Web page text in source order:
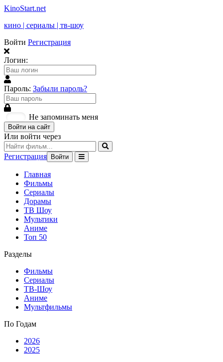
KinoStart.net
кино | сериалы | тв-шоу
Войти Регистрация
Логин:
Пароль: Забыли пароль?
Не запоминать меня
Войти на сайт
Или войти через
Регистрация Войти
Главная
Фильмы
Сериалы
Дорамы
ТВ Шоу
Мультики
Аниме
Топ 50
Разделы
Фильмы
Сериалы
ТВ-Шоу
Аниме
Мультфильмы
По Годам
2026
2025